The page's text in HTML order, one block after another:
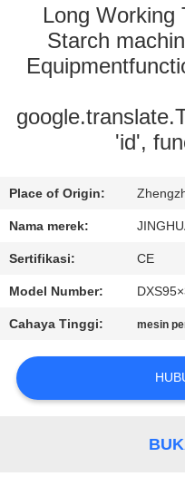
KAMI
PABRIK
KUALITAS
HUBUNGI
KAMI
BERITA
PERMINTAAN
PENAWARAN
Long Working
Starch
'id',
Place of Origin:
Nama merek:
Sertifikasi: CE
Model Number:
Cahaya Tinggi: mesin